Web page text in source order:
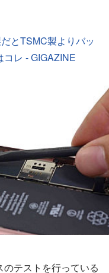
とTSMC製よりバッ
レ - GIGAZINE
テストを行っている